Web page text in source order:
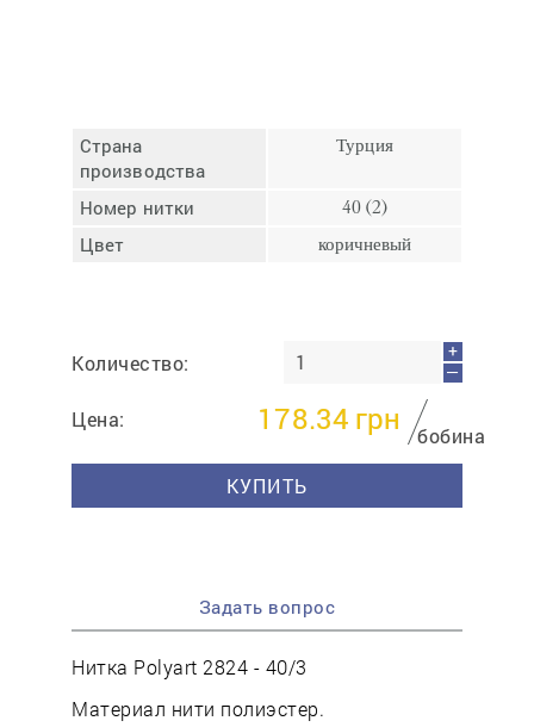
Страна
производства
Турция
Номер нитки 40 (2)
Цвет коричневый
Количество:
+
—
Цена: 178.34 грн
бобина
КУПИТЬ
Задать вопрос
Нитка Polyart 2824 - 40/3
Материал нити полиэстер.